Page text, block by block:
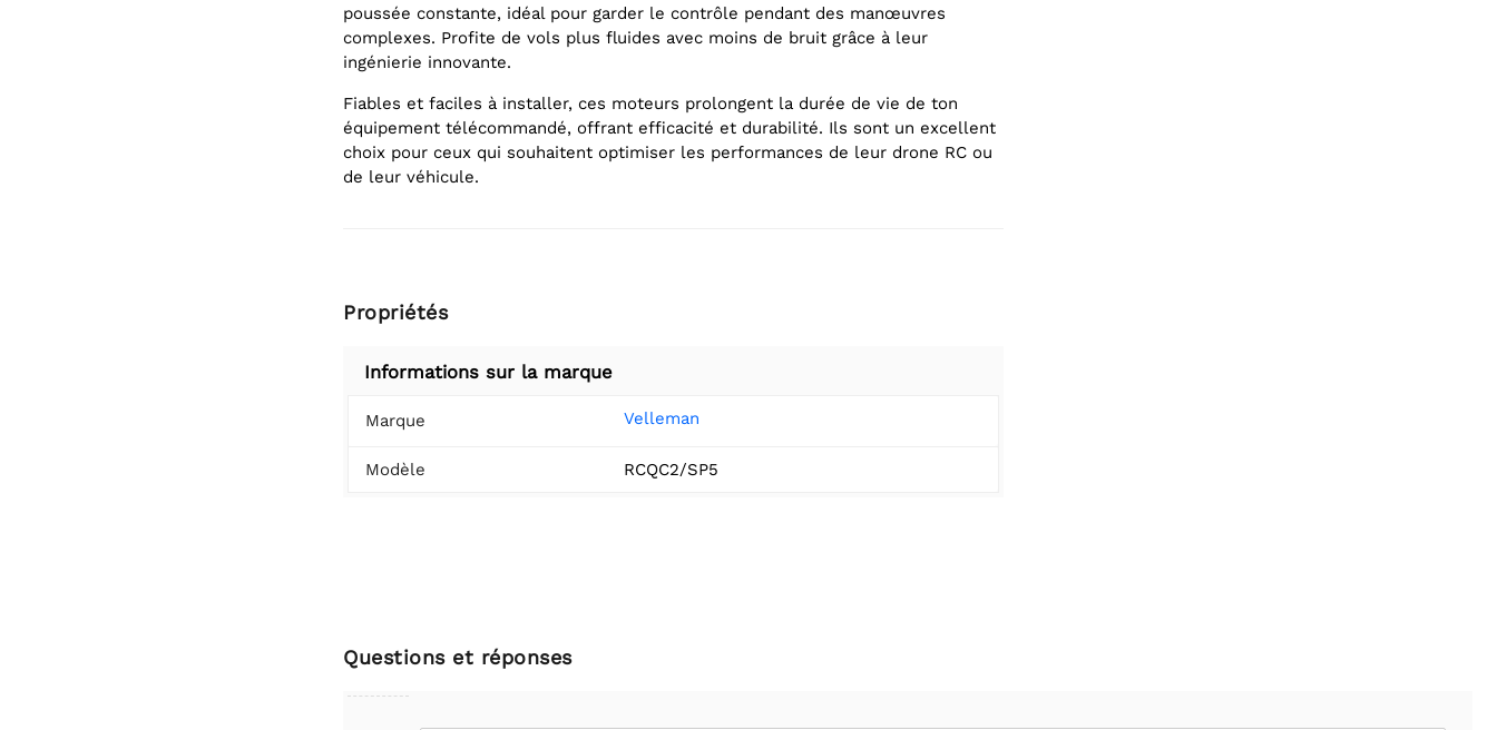
poussée constante, idéal pour garder le contrôle pendant des manœuvres
complexes. Profite de vols plus fluides avec moins de bruit grâce à leur
ingénierie innovante.
Fiables et faciles à installer, ces moteurs prolongent la durée de vie de ton
équipement télécommandé, offrant efficacité et durabilité. Ils sont un excellent
choix pour ceux qui souhaitent optimiser les performances de leur drone RC ou
de leur véhicule.
Propriétés
Informations sur la marque
Marque Velleman
Modèle RCQC2/SP5
Questions et réponses